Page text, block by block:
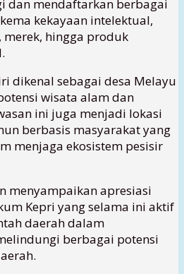
dan mendaftarkan berbagai
kekayaan intelektual,
hingga produk
dikenal sebagai desa Melayu
wisata alam dan
ini juga menjadi lokasi
berbasis masyarakat yang
menjaga ekosistem pesisir
menyampaikan apresiasi
Kepri yang selama ini aktif
daerah dalam
berbagai potensi